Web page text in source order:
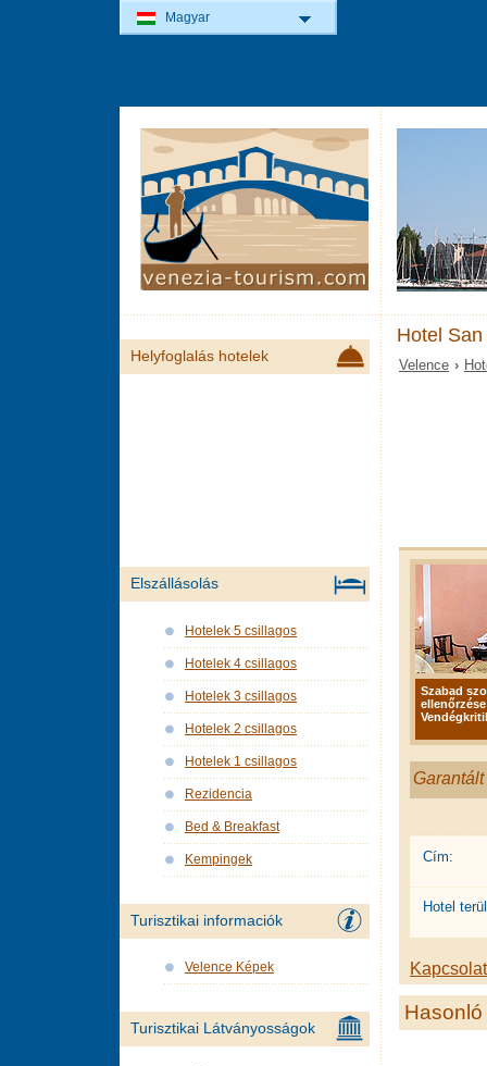
Hotel
Velence ›
Szabad
Cím:
Hotel
Helyfoglalás hotelek
Elszállásolás
Hotelek 5 csillagos
Hotelek 4 csillagos
Hotelek 3 csillagos
Hotelek 2 csillagos
Hotelek 1 csillagos
Rezidencia
Bed & Breakfast
Kempingek
Turisztikai informaciók
Velence Képek
Turisztikai Látványosságok
Magyar